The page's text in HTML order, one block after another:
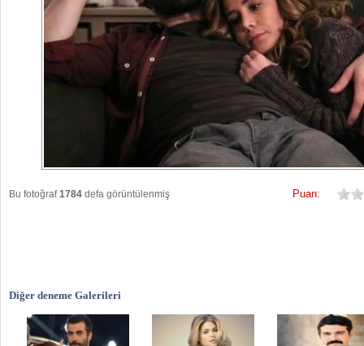
Bu fotoğraf1784 defa görüntülenmiş Puan:
Diğer deneme Galerileri